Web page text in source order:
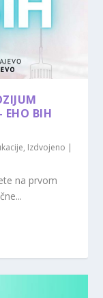
EHO BIH
, Izdvojeno |
na prvom